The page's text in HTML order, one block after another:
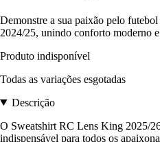
Demonstre a sua paixão pelo
2024/25, unindo conforto moderno
Produto indisponível
Todas as variações esgotadas
Descrição
O Sweatshirt RC Lens King 2025/
indispensável para todos os